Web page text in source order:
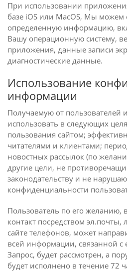
При использовании
базе iOS или MacOS, Мы можем
определенную информацию,
Вашу операционную систему,
приложения, данные записи
диагностические данные.
Использование
информации
Получаемую от
использовать в следующих
пользования сайтом;
читателями и клиентами;
новостных рассылок (по
другие цели, не
законодательству и не
конфиденциальности
Пользователь по его желанию,
контакт посредством эл.почты,
сайте телефонов, может
всей информации, связанной с
Запрос, будет рассмотрен, а
будет исполнено в течение 72